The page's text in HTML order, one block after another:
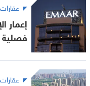
عقارات
إعمار
فصلية
عقارات